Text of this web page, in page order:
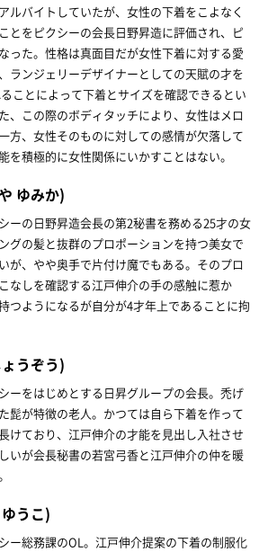
ルバイトしていたが、女性の下着をこよなく
とをピクシーの会長日野昇造に評価され、ピ
った。性格は真面目だが女性下着に対する愛
ランジェリーデザイナーとしての天賦の才を
ことによって下着とサイズを確認できるとい
、この際のボディタッチにより、女性はメロ
方、女性そのものに対しての感情が欠落して
を積極的に女性関係にいかすことはない。
ゆみか)
ーの日野昇造会長の第2秘書を務める25才の女
グの髪と抜群のプロポーションを持つ美女で
が、やや奥手で片付け魔でもある。そのプロ
なしを確認する江戸伸介の手の感触に惹か
つようになるが自分が4才年上であることに拘
うぞう)
ーをはじめとする日昇グループの会長。禿げ
髭が特徴の老人。かつては自ら下着を作って
けており、江戸伸介の才能を見出し入社させ
いが会長秘書の若宮弓香と江戸伸介の仲を暖
うこ)
ー総務課のOL。江戸伸介提案の下着の制服化